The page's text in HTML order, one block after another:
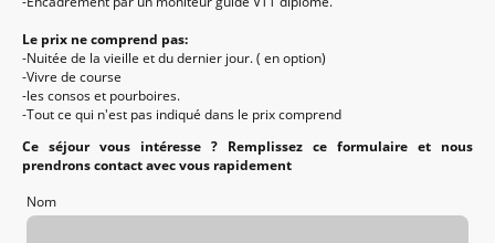
Le prix ne comprend pas:
-Nuitée de la vieille et du dernier jour. ( en option)
-Vivre de course
-les consos et pourboires.
-Tout ce qui n'est pas indiqué dans le prix comprend
Ce séjour vous intéresse ? Remplissez ce formulaire et nous
prendrons contact avec vous rapidement
Nom